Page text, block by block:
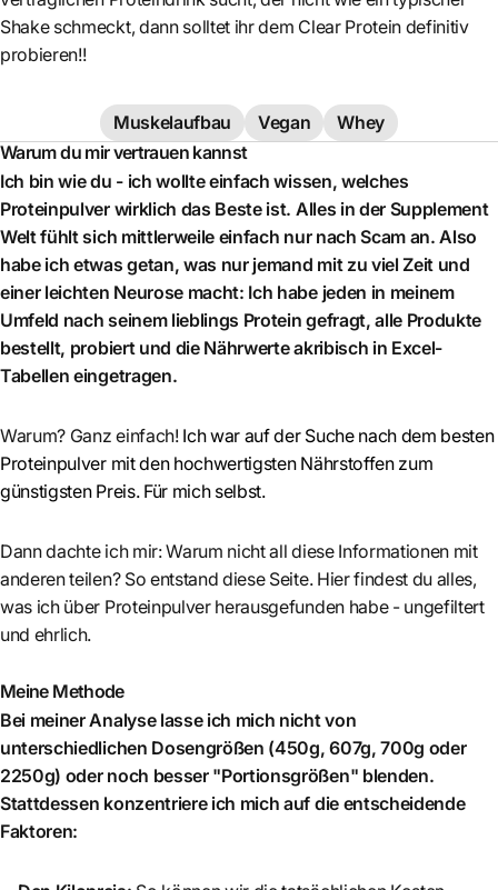
Shake schmeckt, dann solltet ihr dem Clear Protein definitiv
probieren!!
Muskelaufbau Vegan
Whey
Warum du mir vertrauen kannst
Ich bin wie du - ich wollte einfach wissen, welches
Proteinpulver wirklich das Beste ist. Alles in der Supplement
Welt fühlt sich mittlerweile einfach nur nach Scam an. Also
habe ich etwas getan, was nur jemand mit zu viel Zeit und
einer leichten Neurose macht: Ich habe jeden in meinem
Umfeld nach seinem lieblings Protein gefragt, alle Produkte
bestellt, probiert und die Nährwerte akribisch in Excel-
Tabellen eingetragen.
Warum? Ganz einfach! Ich war auf der Suche nach dem besten
Proteinpulver mit den hochwertigsten Nährstoffen zum
günstigsten Preis. Für mich selbst.
Dann dachte ich mir: Warum nicht all diese Informationen mit
anderen teilen? So entstand diese Seite. Hier findest du alles,
was ich über Proteinpulver herausgefunden habe - ungefiltert
und ehrlich.
Meine Methode
Bei meiner Analyse lasse ich mich nicht von
unterschiedlichen Dosengrößen (450g, 607g, 700g oder
2250g) oder noch besser "Portionsgrößen" blenden.
Stattdessen konzentriere ich mich auf die entscheidende
Faktoren: